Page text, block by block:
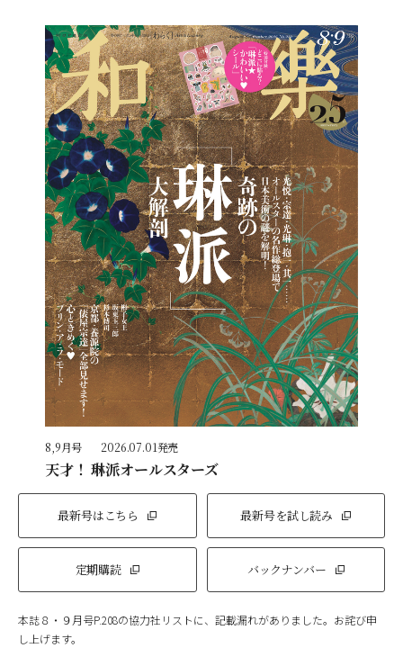
8,9月号 2026.07.01発売
天才！ 琳派オールスターズ
最新号はこちら 最新号を試し読み
定期購読 バックナンバー
本誌８・９月号P.208の協力社リストに、記載漏れがありました。お詫び申
し上げます。